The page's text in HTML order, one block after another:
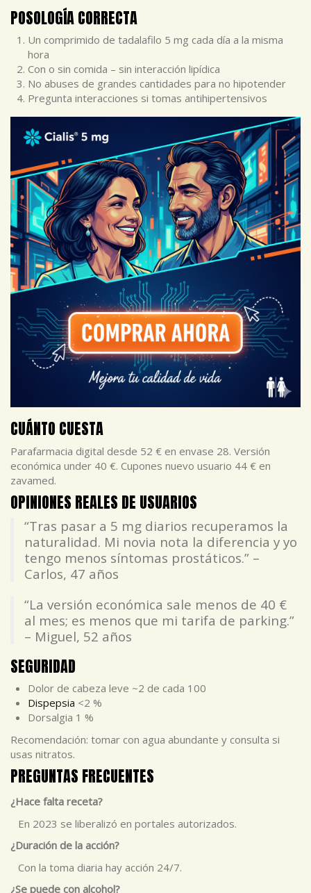
POSOLOGÍA CORRECTA
Un comprimido de tadalafilo 5 mg cada día a la misma
hora
Con o sin comida – sin interacción lipídica
No abuses de grandes cantidades para no hipotender
Pregunta interacciones si tomas antihipertensivos
CUÁNTO CUESTA
Parafarmacia digital desde 52 € en envase 28. Versión
económica under 40 €. Cupones nuevo usuario 44 € en
zavamed.
OPINIONES REALES DE USUARIOS
“Tras pasar a 5 mg diarios recuperamos la
naturalidad. Mi novia nota la diferencia y yo
tengo menos síntomas prostáticos.” –
Carlos, 47 años
“La versión económica sale menos de 40 €
al mes; es menos que mi tarifa de parking.”
– Miguel, 52 años
SEGURIDAD
Dolor de cabeza leve ~2 de cada 100
Dispepsia <2 %
Dorsalgia 1 %
Recomendación: tomar con agua abundante y consulta si
usas nitratos.
PREGUNTAS FRECUENTES
¿Hace falta receta?
En 2023 se liberalizó en portales autorizados.
¿Duración de la acción?
Con la toma diaria hay acción 24/7.
¿Se puede con alcohol?